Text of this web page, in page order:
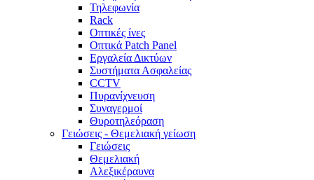
Τηλεφωνία
Rack
Οπτικές ίνες
Οπτικά Patch Panel
Εργαλεία Δικτύων
Συστήματα Ασφαλείας
CCTV
Πυρανίχνευση
Συναγερμοί
Θυροτηλεόραση
Γειώσεις - Θεμελιακή γείωση
Γειώσεις
Θεμελιακή
Αλεξικέραυνα